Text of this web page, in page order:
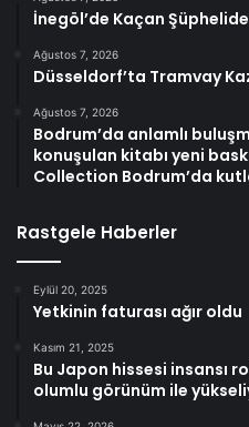
İnegöl’de Kaçan
Ağustos 7, 2026
Düsseldorf’ta Tramvay
Ağustos 7, 2026
Bodrum’da anlamlı
konuşulan kitabı yeni
Collection Bodrum’da
Rastgele Haberler
Eylül 20, 2025
Yetkinin faturası ağır oldu
Kasım 21, 2025
Bu Japon hissesi insansı
olumlu görünüm ile